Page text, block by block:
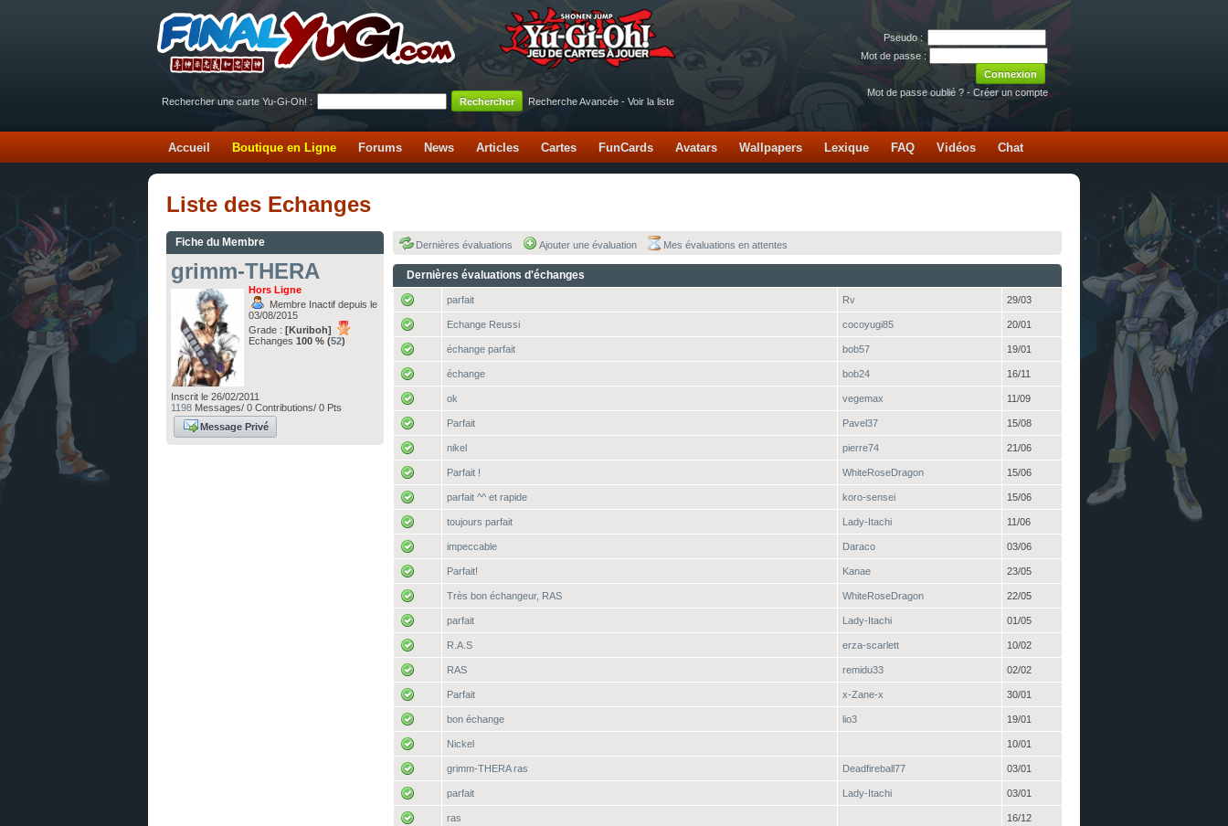
Pseudo :
Mot de passe :
Mot de passe oublié ? - Créer un compte
Rechercher une carte Yu-Gi-Oh! :
Recherche Avancée - Voir la liste
Accueil Boutique en Ligne Forums News Articles Cartes FunCards Avatars Wallpapers Lexique FAQ Vidéos Chat
Liste des Echanges
Fiche du Membre
grimm-THERA
Hors Ligne
Membre Inactif depuis le
03/08/2015
Grade : [Kuriboh]
Echanges 100 % (52)
Inscrit le 26/02/2011
1198 Messages/ 0 Contributions/ 0 Pts
Message Privé
Dernières évaluations Ajouter une évaluation Mes évaluations en attentes
Dernières évaluations d'échanges
parfait Rv 29/03
Echange Reussi cocoyugi85 20/01
échange parfait bob57 19/01
échange bob24 16/11
ok vegemax 11/09
Parfait Pavel37 15/08
nikel pierre74 21/06
Parfait ! WhiteRoseDragon 15/06
parfait ^^ et rapide koro-sensei 15/06
toujours parfait Lady-Itachi 11/06
impeccable Daraco 03/06
Parfait! Kanae 23/05
Très bon échangeur, RAS WhiteRoseDragon 22/05
parfait Lady-Itachi 01/05
R.A.S erza-scarlett 10/02
RAS remidu33 02/02
Parfait x-Zane-x 30/01
bon échange lio3 19/01
Nickel 10/01
grimm-THERA ras Deadfireball77 03/01
parfait Lady-Itachi 03/01
ras 16/12